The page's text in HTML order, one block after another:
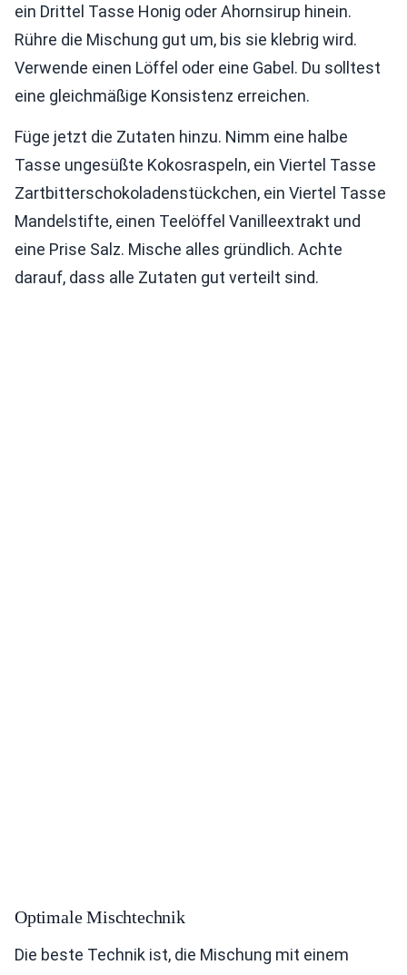
ein Drittel Tasse Honig oder Ahornsirup hinein.
Rühre die Mischung gut um, bis sie klebrig wird.
Verwende einen Löffel oder eine Gabel. Du solltest
eine gleichmäßige Konsistenz erreichen.
Füge jetzt die Zutaten hinzu. Nimm eine halbe
Tasse ungesüßte Kokosraspeln, ein Viertel Tasse
Zartbitterschokoladenstückchen, ein Viertel Tasse
Mandelstifte, einen Teelöffel Vanilleextrakt und
eine Prise Salz. Mische alles gründlich. Achte
darauf, dass alle Zutaten gut verteilt sind.
Optimale Mischtechnik
Die beste Technik ist, die Mischung mit einem